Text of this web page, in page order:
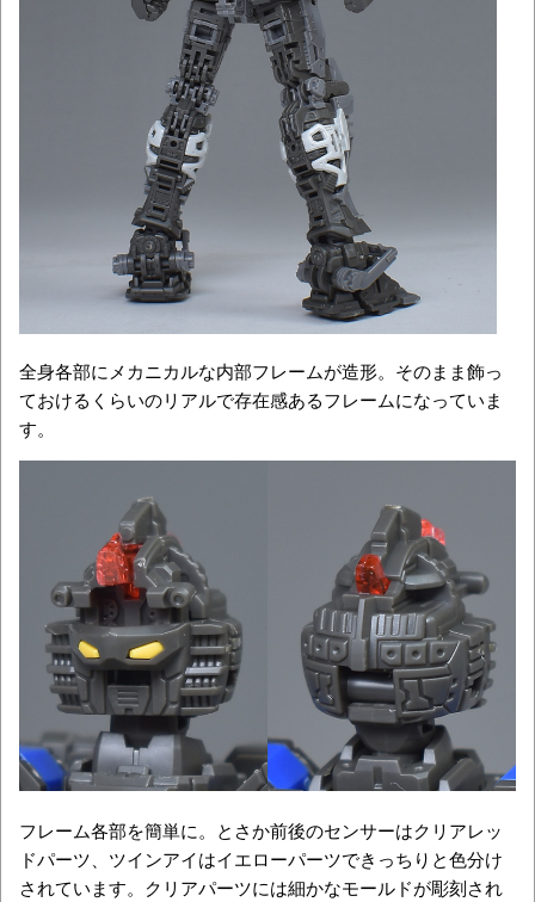
全身各部にメカニカルな内部フレームが造形。そのまま飾っ
ておけるくらいのリアルで存在感あるフレームになっていま
す。
フレーム各部を簡単に。とさか前後のセンサーはクリアレッ
ドパーツ、ツインアイはイエローパーツできっちりと色分け
されています。クリアパーツには細かなモールドが彫刻され